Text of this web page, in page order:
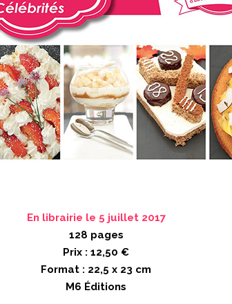
En librairie le 5 juillet 2017
128 pages
Prix : 12,50 €
Format : 22,5 x 23 cm
M6 Éditions